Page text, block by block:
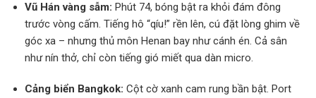
Vũ Hán vàng sẫm: Phút 74, bóng bật ra khỏi đám đông
trước vòng cấm. Tiếng hô “qíu!” rền lên, cú đặt lòng ghim về
góc xa – nhưng thủ môn Henan bay như cánh én. Cả sân
như nín thở, chỉ còn tiếng gió miết qua dàn micro.
Cảng biển Bangkok: Cột cờ xanh cam rung bần bật. Port